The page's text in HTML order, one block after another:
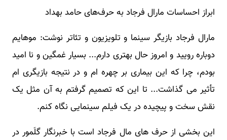
ابراز احساسات مارال فرجاد به حرف‌های حامد بهداد
مارال فرجاد بازیگر سینما و تلویزیون و تئاتر نوشت: موهایم
دوباره رویید و امروز حال بهتری دارم... بسیار غمگین و نا امید
بودم، چرا که این بیماری بر چهره ام و در نتیجه بازیگری ام
تأثیر می گذاشت... تا این که تصمیم گرفتم به آن مثل یک
نقش سخت و پیچیده در یک فیلم سینمایی نگاه کنم.
این بخشی از حرف های مال فرجاد است با خبرنگار گلَمور در